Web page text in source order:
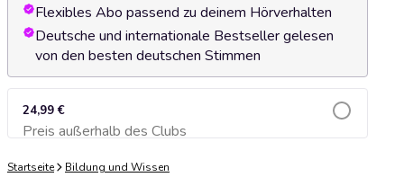
Flexibles Abo passend zu deinem Hörverhalten
Deutsche und internationale Bestseller gelesen
von den besten deutschen Stimmen
24,99 €
Preis außerhalb des ClubsZum Warenkorb hinzufügen
Startseite Bildung und Wissen